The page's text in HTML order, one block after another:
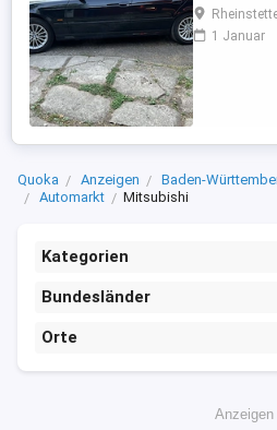
mit
1 Januar
Quoka Anzeigen Baden-
Automarkt
Mitsubishi
Kategorien
Bundesländer
Orte
Anzeigen